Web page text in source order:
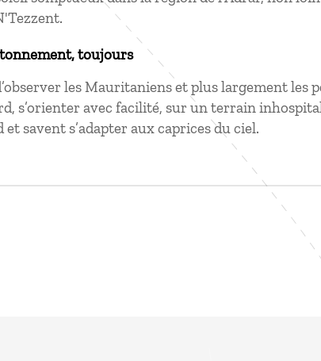
toujours
les Mauritaniens et plus largement les
s’orienter avec facilité, sur un terrain
et savent s’adapter aux caprices du ciel.